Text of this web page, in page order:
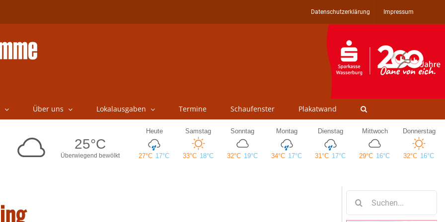
Datenschutzerklärung Impressum
Über uns Lokalausgaben Termine Schaufenster Plakatwand
nach: